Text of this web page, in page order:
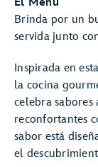
Brinda por un
servida junto
Inspirada en
la cocina
celebra sabores
reconfortantes
sabor está
el